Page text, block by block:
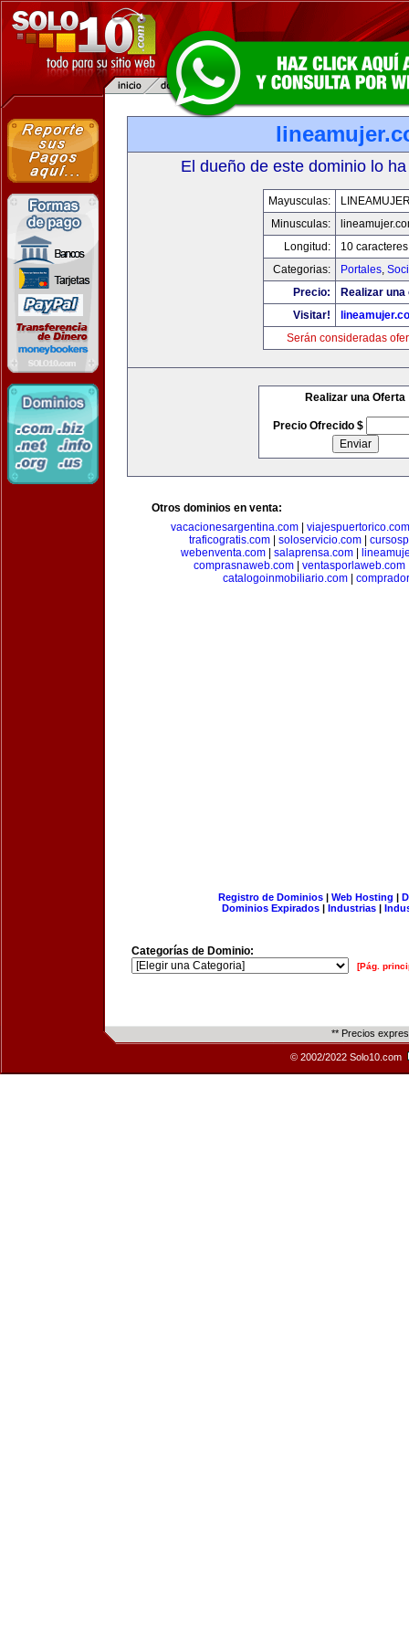
El dueño de este dominio lo
Mayusculas:
Minusculas:
Longitud:
10 caracteres
Categorias:
Portales,
Precio:
Realizar
Visitar!
Serán consideradas
Realizar una Oferta
Precio Ofrecido $
Otros dominios en venta:
vacacionesargentina.com
viajespuertorico.com
traficogratis.com| soloservicio.com|
webenventa.com
salaprensa.com
comprasnaweb.com
ventasporlaweb.com
catalogoinmobiliario.com|
Registro de Dominios| Web Hosting |
Dominios Expirados | Industrias |
Categorías de Dominio:
[Pág.
** Precios
© 2002/2022 Solo10.com